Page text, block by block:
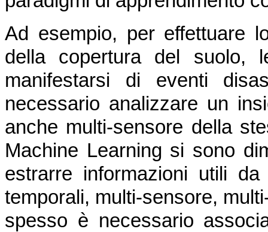
Ad esempio, per effettuare
della copertura del suolo,
manifestarsi di eventi
necessario analizzare un
anche multi-sensore della
Machine Learning si sono
estrarre informazioni utili
temporali, multi-sensore,
spesso è necessario